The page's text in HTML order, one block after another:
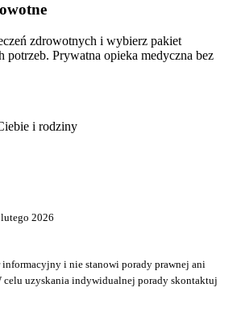
zdrowotnych i wybierz pakiet
potrzeb. Prywatna opieka medyczna bez
i rodziny
2026
informacyjny i nie stanowi porady prawnej ani
celu uzyskania indywidualnej porady skontaktuj